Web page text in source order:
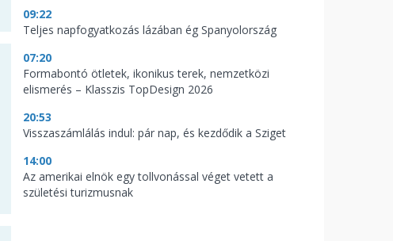
09:22
Teljes napfogyatkozás lázában ég Spanyolország
07:20
Formabontó ötletek, ikonikus terek, nemzetközi
elismerés – Klasszis TopDesign 2026
20:53
Visszaszámlálás indul: pár nap, és kezdődik a Sziget
14:00
Az amerikai elnök egy tollvonással véget vetett a
születési turizmusnak